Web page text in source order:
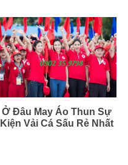
Ở Đâu May Áo Thun Sự
Kiện Vải Cá Sấu Rẻ Nhất